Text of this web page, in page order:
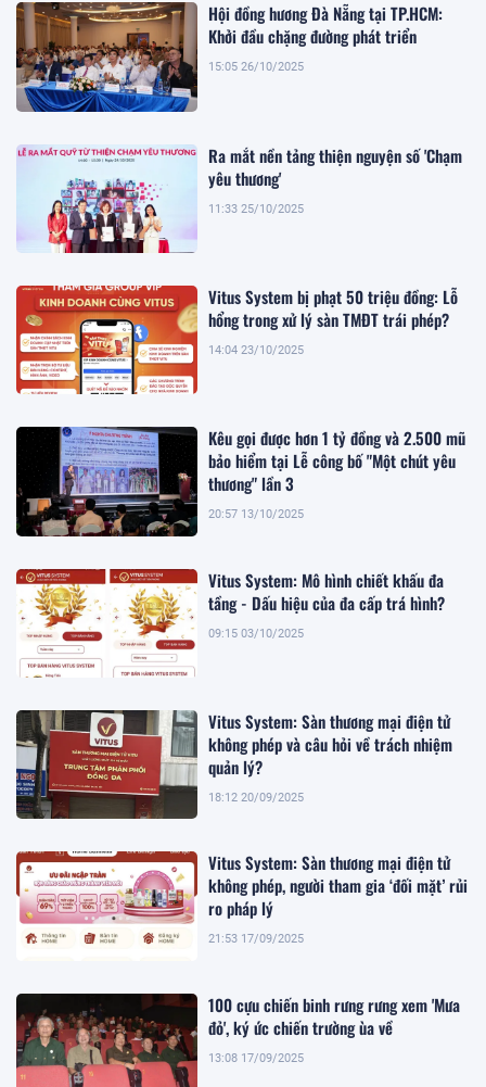
Hội đồng hương Đà Nẵng tại TP.HCM:
Khởi đầu chặng đường phát triển
15:05 26/10/2025
Ra mắt nền tảng thiện nguyện số 'Chạm
yêu thương'
11:33 25/10/2025
Vitus System bị phạt 50 triệu đồng: Lỗ
hổng trong xử lý sàn TMĐT trái phép?
14:04 23/10/2025
Kêu gọi được hơn 1 tỷ đồng và 2.500 mũ
bảo hiểm tại Lễ công bố "Một chút yêu
thương" lần 3
20:57 13/10/2025
Vitus System: Mô hình chiết khấu đa
tầng - Dấu hiệu của đa cấp trá hình?
09:15 03/10/2025
Vitus System: Sàn thương mại điện tử
không phép và câu hỏi về trách nhiệm
quản lý?
18:12 20/09/2025
Vitus System: Sàn thương mại điện tử
không phép, người tham gia ‘đối mặt’ rủi
ro pháp lý
21:53 17/09/2025
100 cựu chiến binh rưng rưng xem 'Mưa
đỏ', ký ức chiến trường ùa về
13:08 17/09/2025